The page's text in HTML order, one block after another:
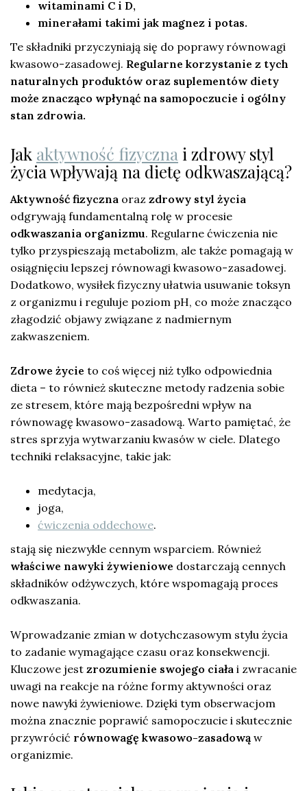
witaminami C i D,
minerałami takimi jak magnez i potas.
Te składniki przyczyniają się do poprawy równowagi
kwasowo-zasadowej. Regularne korzystanie z tych
naturalnych produktów oraz suplementów diety
może znacząco wpłynąć na samopoczucie i ogólny
stan zdrowia.
Jak aktywność fizyczna i zdrowy styl
życia wpływają na dietę odkwaszającą?
Aktywność fizyczna oraz zdrowy styl życia
odgrywają fundamentalną rolę w procesie
odkwaszania organizmu. Regularne ćwiczenia nie
tylko przyspieszają metabolizm, ale także pomagają w
osiągnięciu lepszej równowagi kwasowo-zasadowej.
Dodatkowo, wysiłek fizyczny ułatwia usuwanie toksyn
z organizmu i reguluje poziom pH, co może znacząco
złagodzić objawy związane z nadmiernym
zakwaszeniem.
Zdrowe życie to coś więcej niż tylko odpowiednia
dieta – to również skuteczne metody radzenia sobie
ze stresem, które mają bezpośredni wpływ na
równowagę kwasowo-zasadową. Warto pamiętać, że
stres sprzyja wytwarzaniu kwasów w ciele. Dlatego
techniki relaksacyjne, takie jak:
medytacja,
joga,
ćwiczenia oddechowe.
stają się niezwykle cennym wsparciem. Również
właściwe nawyki żywieniowe dostarczają cennych
składników odżywczych, które wspomagają proces
odkwaszania.
Wprowadzanie zmian w dotychczasowym stylu życia
to zadanie wymagające czasu oraz konsekwencji.
Kluczowe jest zrozumienie swojego ciała i zwracanie
uwagi na reakcje na różne formy aktywności oraz
nowe nawyki żywieniowe. Dzięki tym obserwacjom
można znacznie poprawić samopoczucie i skutecznie
przywrócić równowagę kwasowo-zasadową w
organizmie.